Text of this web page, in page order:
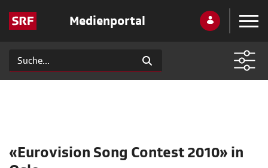
Medienportal
«Eurovision Song Contest 2010» in